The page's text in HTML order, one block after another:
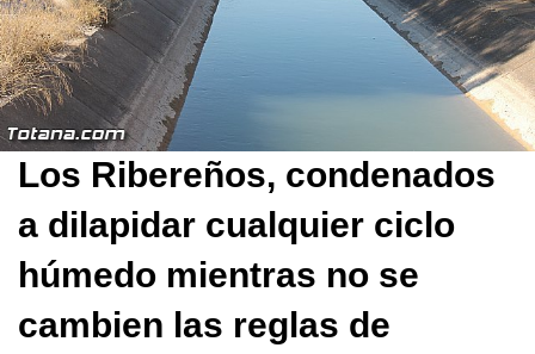
Los Ribereños, condenados
a dilapidar cualquier ciclo
húmedo mientras no se
cambien las reglas de